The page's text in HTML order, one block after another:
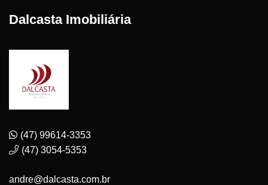
Dalcasta Imobiliária
(47) 99614-3353
(47) 3054-5353
andre@dalcasta.com.br